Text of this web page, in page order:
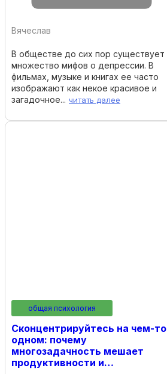
Вячеслав
В обществе до сих пор существует
множество мифов о депрессии. В
фильмах, музыке и книгах ее часто
изображают как некое красивое и
загадочное... читать далее
общая психология
Сконцентрируйтесь на чем-то
одном: почему
многозадачность мешает
продуктивности и…